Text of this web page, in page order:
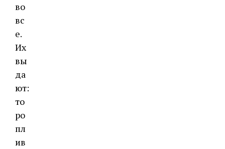
во
вс
е.
Их
вы
да
ют:
то
ро
пл
ив